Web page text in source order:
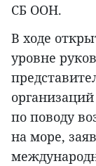
СБ ООН.
В ходе
уровне
по поводу
на море,